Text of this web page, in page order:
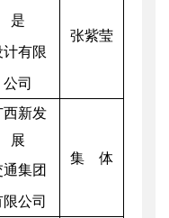
是
有限
公司
张紫莹
西新发
展
集团
公司
集 体